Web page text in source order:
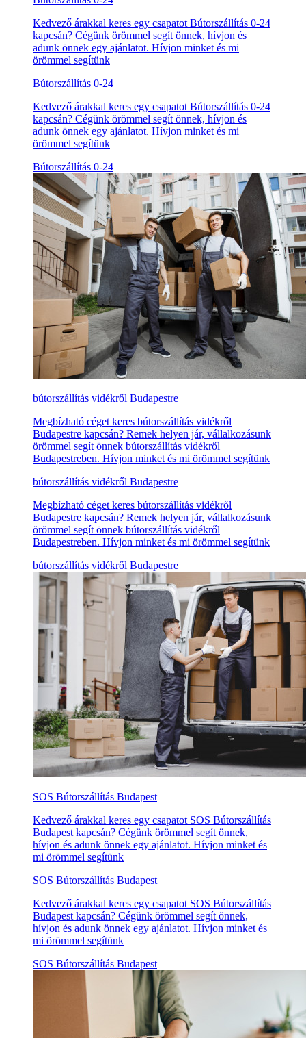
Kedvező árakkal keres egy csapatot Bútorszállítás 0-24
kapcsán? Cégünk örömmel segít önnek, hívjon és
adunk önnek egy ajánlatot. Hívjon minket és mi
örömmel segítünk
Bútorszállítás 0-24
Kedvező árakkal keres egy csapatot Bútorszállítás 0-24
kapcsán? Cégünk örömmel segít önnek, hívjon és
adunk önnek egy ajánlatot. Hívjon minket és mi
örömmel segítünk
Bútorszállítás 0-24
bútorszállítás vidékről Budapestre
Megbízható céget keres bútorszállítás vidékről
Budapestre kapcsán? Remek helyen jár, vállalkozásunk
örömmel segít önnek bútorszállítás vidékről
Budapestreben. Hívjon minket és mi örömmel segítünk
bútorszállítás vidékről Budapestre
Megbízható céget keres bútorszállítás vidékről
Budapestre kapcsán? Remek helyen jár, vállalkozásunk
örömmel segít önnek bútorszállítás vidékről
Budapestreben. Hívjon minket és mi örömmel segítünk
bútorszállítás vidékről Budapestre
SOS Bútorszállítás Budapest
Kedvező árakkal keres egy csapatot SOS Bútorszállítás
Budapest kapcsán? Cégünk örömmel segít önnek,
hívjon és adunk önnek egy ajánlatot. Hívjon minket és
mi örömmel segítünk
SOS Bútorszállítás Budapest
Kedvező árakkal keres egy csapatot SOS Bútorszállítás
Budapest kapcsán? Cégünk örömmel segít önnek,
hívjon és adunk önnek egy ajánlatot. Hívjon minket és
mi örömmel segítünk
SOS Bútorszállítás Budapest